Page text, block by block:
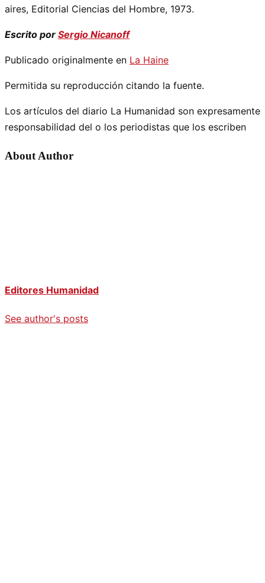
aires, Editorial Ciencias del Hombre, 1973.
Escrito por Sergio Nicanoff
Publicado originalmente en La Haine
Permitida su reproducción citando la fuente.
Los artículos del diario La Humanidad son expresamente
responsabilidad del o los periodistas que los escriben
About Author
Editores Humanidad
See author's posts